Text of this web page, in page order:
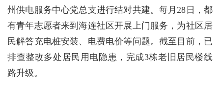
州供电服务中心党总支进行结对共建。每月28日，都
有青年志愿者来到海连社区开展上门服务，为社区居
民解答充电桩安装、电费电价等问题。截至目前，已
排查整改多处居民用电隐患，完成3栋老旧居民楼线
路升级。